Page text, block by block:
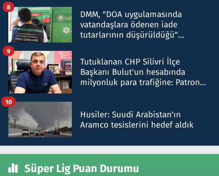
DMM, "DOA uygulamasında
vatandaşlara ödenen iade
tutarlarının düşürüldüğü"
8
Tutuklanan CHP Silivri İlçe
Başkanı Bulut'un hesabında
milyonluk para trafiğine: Patron
9
Husiler: Suudi Arabistan'ın
Aramco tesislerini hedef aldık
10
Süper Lig Puan Durumu